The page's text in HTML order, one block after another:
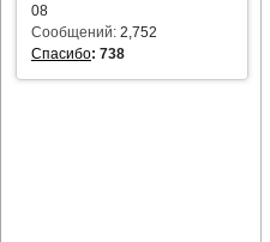
08
Сообщений: 2,752
Спасибо: 738